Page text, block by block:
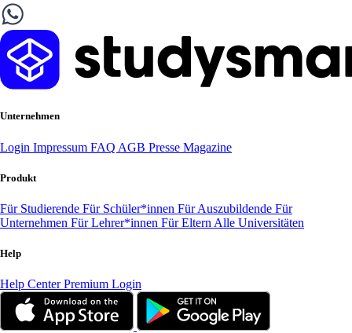
Unternehmen
Login Impressum FAQ AGB Presse Magazine
Produkt
Für Studierende Für Schüler*innen Für Auszubildende Für
Unternehmen Für Lehrer*innen Für Eltern Alle Universitäten
Help
Help CenterPremium Login